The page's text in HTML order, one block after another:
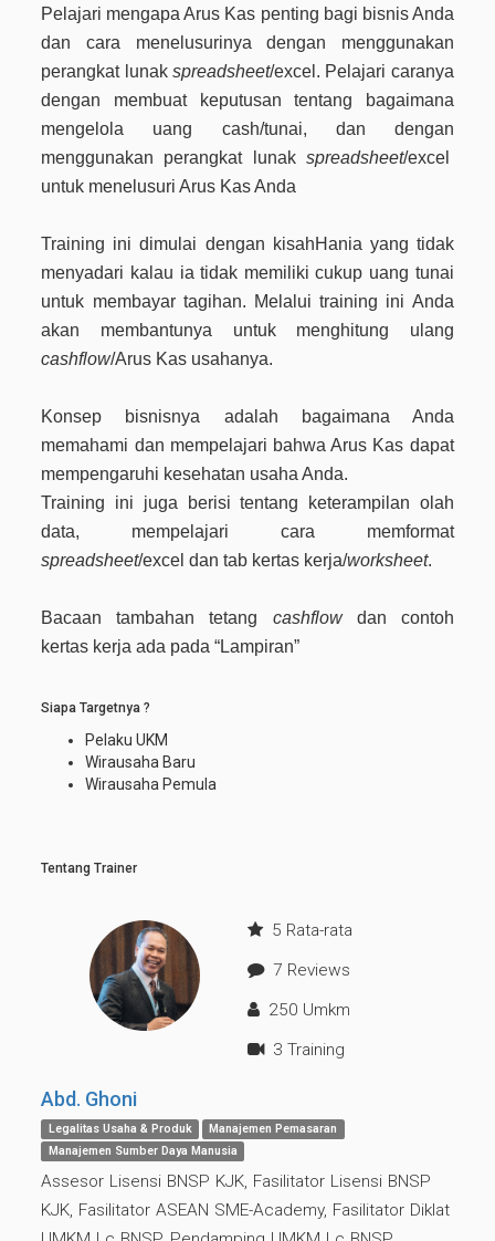
Pelajari mengapa Arus Kas penting bagi bisnis Anda
dan cara menelusurinya dengan menggunakan
perangkat lunak spreadsheet/excel. Pelajari caranya
dengan membuat keputusan tentang bagaimana
mengelola uang cash/tunai, dan dengan
menggunakan perangkat lunak spreadsheet/excel
untuk menelusuri Arus Kas Anda
Training ini dimulai dengan kisahHania yang tidak
menyadari kalau ia tidak memiliki cukup uang tunai
untuk membayar tagihan. Melalui training ini Anda
akan membantunya untuk menghitung ulang
cashflow/Arus Kas usahanya.
Konsep bisnisnya adalah bagaimana Anda
memahami dan mempelajari bahwa Arus Kas dapat
mempengaruhi kesehatan usaha Anda.
Training ini juga berisi tentang keterampilan olah
data, mempelajari cara memformat
spreadsheet/excel dan tab kertas kerja/worksheet.
Bacaan tambahan tetang cashflowdan contoh
kertas kerja ada pada “Lampiran”
Siapa Targetnya ?
Pelaku UKM
Wirausaha Baru
Wirausaha Pemula
Tentang Trainer
5 Rata-rata
7 Reviews
250 Umkm
3 Training
Abd. Ghoni
Legalitas Usaha & Produk
Manajemen Pemasaran
Manajemen Sumber Daya Manusia
Assesor Lisensi BNSP KJK, Fasilitator Lisensi BNSP
KJK, Fasilitator ASEAN SME-Academy, Fasilitator Diklat